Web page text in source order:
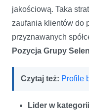
jakościową. Taka
zaufania klientów do
przyznawanych
Pozycja Grupy
Czytaj też: Profile
Lider w